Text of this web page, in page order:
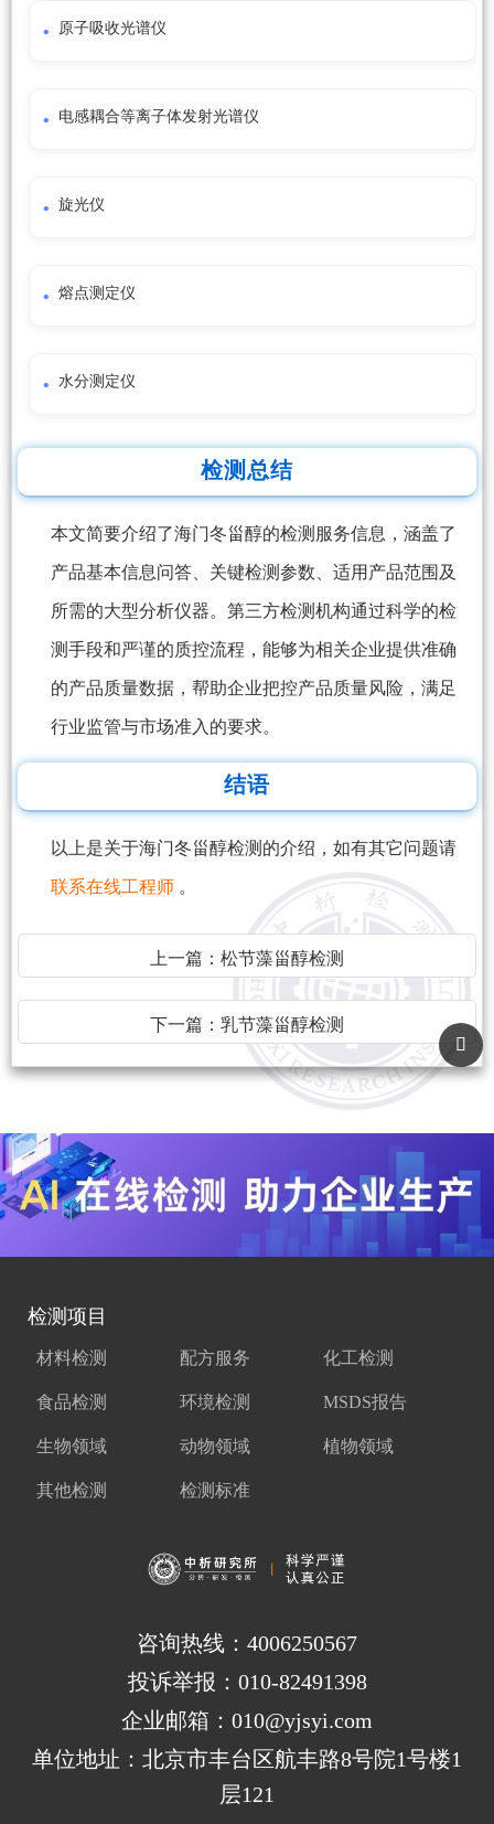
原子吸收光谱仪
电感耦合等离子体发射光谱仪
旋光仪
熔点测定仪
水分测定仪
检测总结
本文简要介绍了海门冬甾醇的检测服务信息，涵盖了
产品基本信息问答、关键检测参数、适用产品范围及
所需的大型分析仪器。第三方检测机构通过科学的检
测手段和严谨的质控流程，能够为相关企业提供准确
的产品质量数据，帮助企业把控产品质量风险，满足
行业监管与市场准入的要求。
结语
以上是关于海门冬甾醇检测的介绍，如有其它问题请
联系在线工程师 。
上一篇： 松节藻甾醇检测
下一篇： 乳节藻甾醇检测
检测项目
材料检测 配方服务 化工检测
食品检测 环境检测 MSDS报告
生物领域 动物领域 植物领域
其他检测 检测标准
咨询热线：4006250567
投诉举报：010-82491398
企业邮箱：010@yjsyi.com
单位地址：北京市丰台区航丰路8号院1号楼1
层121